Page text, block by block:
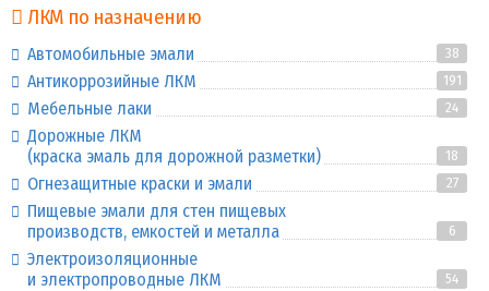
ЛКМ по назначению
Автомобильные эмали 38
Антикоррозийные ЛКМ 191
Мебельные лаки 24
Дорожные ЛКМ
(краска эмаль для дорожной разметки)
18
Огнезащитные краски и эмали 27
Пищевые эмали для стен пищевых
производств, емкостей и металла
6
Электроизоляционные
и электропроводные ЛКМ
54